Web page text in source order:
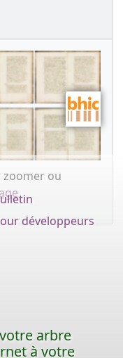
zoomer ou
développeurs
arbre
à votre